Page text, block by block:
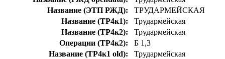
Название (ЭТП РЖД):
ТРУДАРМЕЙСКАЯ
Название (ТР4к1):
Трудармейская
Название (ТР4к2):
Трудармейская
Операции (ТР4к2):
Б 1,3
Название (ТР4к1 old):
Трудармейская